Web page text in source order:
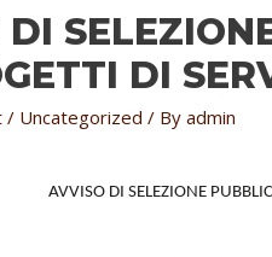
DI
/ Uncategorized / Byadmin
AVVISO DI SELEZIONE